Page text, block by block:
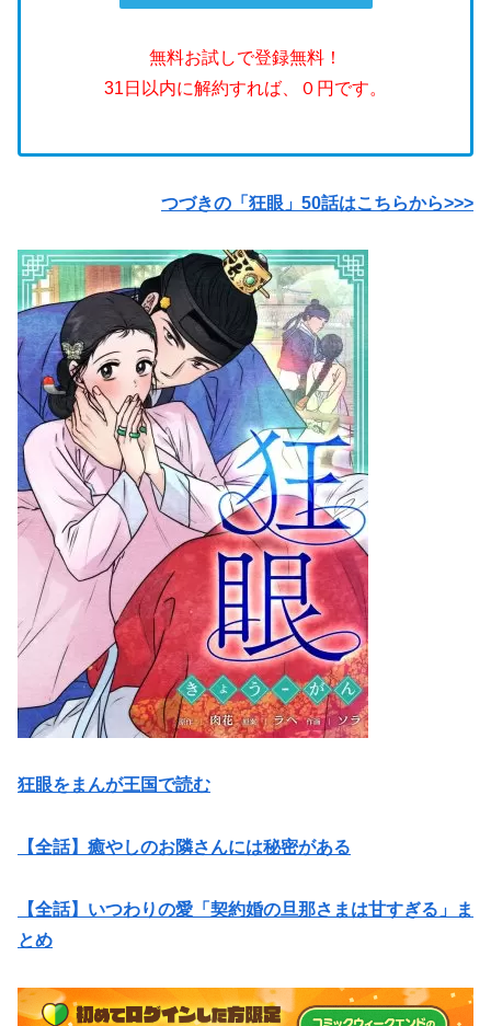
無料お試しで登録無料！
31日以内に解約すれば、０円です。
つづきの「狂眼」50話はこちらから>>>
狂眼をまんが王国で読む
【全話】癒やしのお隣さんには秘密がある
【全話】いつわりの愛「契約婚の旦那さまは甘すぎる」ま
とめ